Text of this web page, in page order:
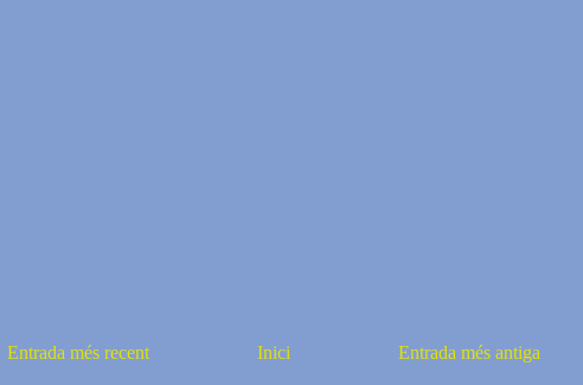
Entrada més recent Entrada més antiga
Inici